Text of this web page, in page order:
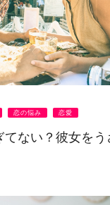
恋の悩み 恋愛
てない？彼女を